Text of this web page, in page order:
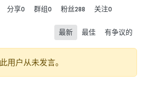
分享0 群组0 粉丝288 关注0
最新 最佳 有争议的
此用户从未发言。